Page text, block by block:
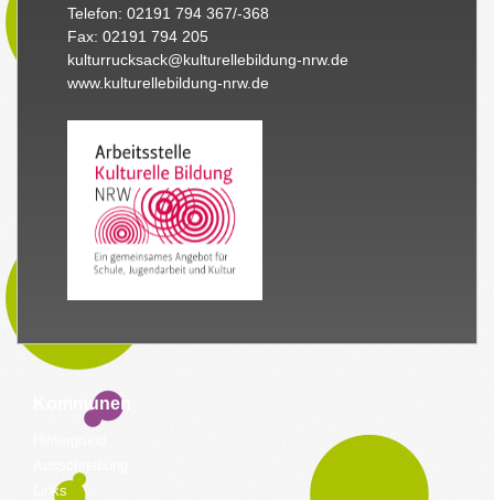
Telefon: 02191 794 367/-368
Fax: 02191 794 205
kulturrucksack@kulturellebildung-nrw.de
www.kulturellebildung-nrw.de
Kommunen
Links